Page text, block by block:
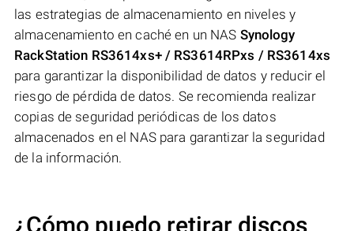
las estrategias de almacenamiento en niveles y
almacenamiento en caché en un NAS Synology
RackStation RS3614xs+ / RS3614RPxs / RS3614xs
para garantizar la disponibilidad de datos y reducir el
riesgo de pérdida de datos. Se recomienda realizar
copias de seguridad periódicas de los datos
almacenados en el NAS para garantizar la seguridad
de la información.
¿Cómo puedo retirar discos